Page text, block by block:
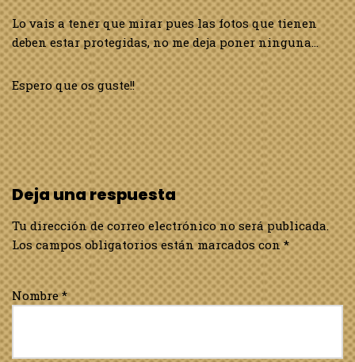
Lo vais a tener que mirar pues las fotos que tienen
deben estar protegidas, no me deja poner ninguna…
Espero que os guste!!
Deja una respuesta
Tu dirección de correo electrónico no será publicada.
Los campos obligatorios están marcados con*
Nombre*